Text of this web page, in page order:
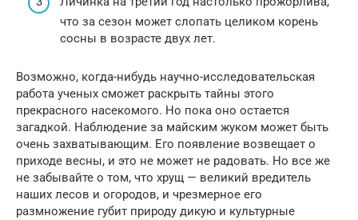
что за сезон может слопать целиком корень
сосны в возрасте двух лет.
Возможно, когда-нибудь научно-исследовательская
работа ученых сможет раскрыть тайны этого
прекрасного насекомого. Но пока оно остается
загадкой. Наблюдение за майским жуком может быть
очень захватывающим. Его появление возвещает о
приходе весны, и это не может не радовать. Но все же
не забывайте о том, что хрущ — великий вредитель
наших лесов и огородов, и чрезмерное его
размножение губит природу дикую и культурные